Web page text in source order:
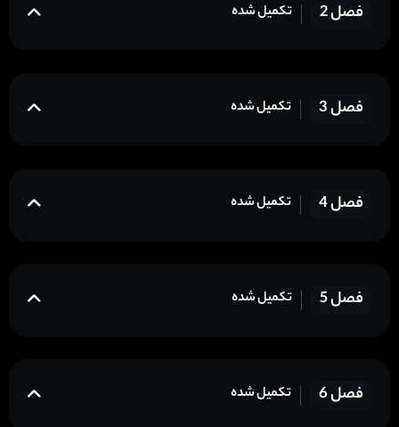
فصل 2 تکمیل شده
فصل 3 تکمیل شده
فصل 4 تکمیل شده
فصل 5 تکمیل شده
فصل 6 تکمیل شده